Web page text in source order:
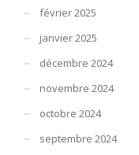
février 2025
janvier 2025
décembre 2024
novembre 2024
octobre 2024
septembre 2024